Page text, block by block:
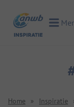
Home » Inspiratie